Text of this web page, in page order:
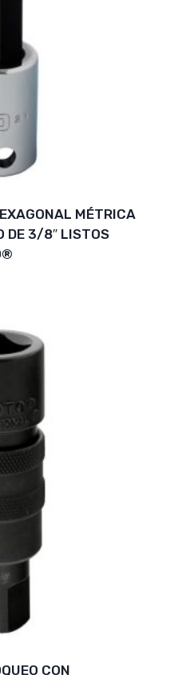
MÉTRICA
DE 3/8″ LISTOS
CON